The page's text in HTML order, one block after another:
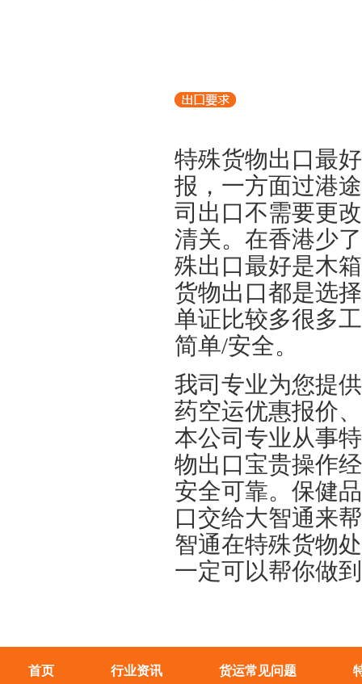
特殊货物出口最
报，一方面过港
司出口不需要更
清关。在香港少
殊出口最好是木
货物出口都是选
单证比较多很多
简单/安全。
我司专业为您提
药空运优惠报价
本公司专业从事
物出口宝贵操作
安全可靠。保健
口交给大智通来
智通在特殊货物
一定可以帮你做
首页 行业资讯 货运常见问题